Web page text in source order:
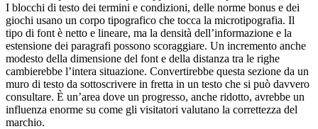
I blocchi di testo dei termini e condizioni, delle norme bonus e dei
giochi usano un corpo tipografico che tocca la microtipografia. Il
tipo di font è netto e lineare, ma la densità dell’informazione e la
estensione dei paragrafi possono scoraggiare. Un incremento anche
modesto della dimensione del font e della distanza tra le righe
cambierebbe l’intera situazione. Convertirebbe questa sezione da un
muro di testo da sottoscrivere in fretta in un testo che si può davvero
consultare. È un’area dove un progresso, anche ridotto, avrebbe un
influenza enorme su come gli visitatori valutano la correttezza del
marchio.